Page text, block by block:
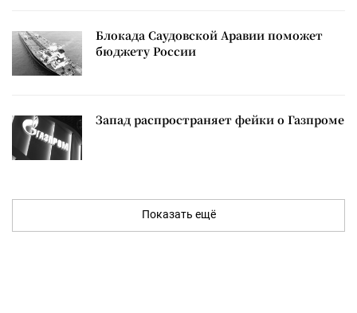
Блокада Саудовской Аравии поможет
бюджету России
Запад распространяет фейки о Газпроме
Показать ещё